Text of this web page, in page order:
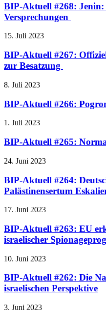
BIP-Aktuell #268:
Versprechungen
15. Juli 2023
BIP-Aktuell #267:
zur Besatzung
8. Juli 2023
BIP-Aktuell #266:
1. Juli 2023
BIP-Aktuell #265:
24. Juni 2023
BIP-Aktuell #264:
Palästinensertum
17. Juni 2023
BIP-Aktuell #263: EU
israelischer
10. Juni 2023
BIP-Aktuell #262: Die
israelischen Perspektive
3. Juni 2023